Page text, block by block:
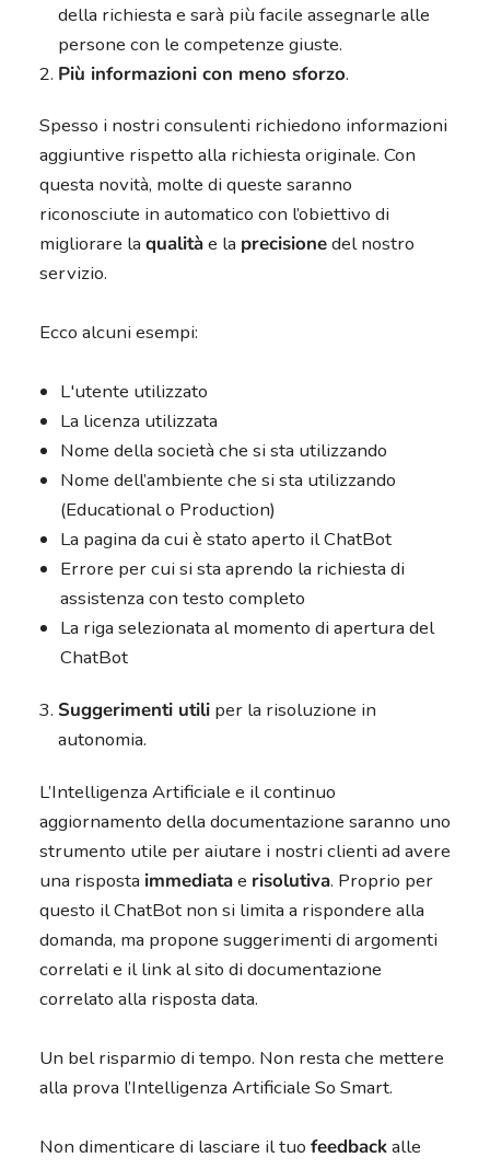
della richiesta e sarà più facile assegnarle alle
persone con le competenze giuste.
Più informazioni con meno sforzo.
Spesso i nostri consulenti richiedono informazioni
aggiuntive rispetto alla richiesta originale. Con
questa novità, molte di queste saranno
riconosciute in automatico con l’obiettivo di
migliorare la qualitàe la precisionedel nostro
servizio.
Ecco alcuni esempi:
L'utente utilizzato
La licenza utilizzata
Nome della società che si sta utilizzando
Nome dell’ambiente che si sta utilizzando
(Educational o Production)
La pagina da cui è stato aperto il ChatBot
Errore per cui si sta aprendo la richiesta di
assistenza con testo completo
La riga selezionata al momento di apertura del
ChatBot
Suggerimenti utili per la risoluzione in
autonomia.
L’Intelligenza Artificiale e il continuo
aggiornamento della documentazione saranno uno
strumento utile per aiutare i nostri clienti ad avere
una risposta immediatae risolutiva. Proprio per
questo il ChatBot non si limita a rispondere alla
domanda, ma propone suggerimenti di argomenti
correlati e il link al sito di documentazione
correlato alla risposta data.
Un bel risparmio di tempo. Non resta che mettere
alla prova l’Intelligenza Artificiale So Smart.
Non dimenticare di lasciare il tuo feedbackalle